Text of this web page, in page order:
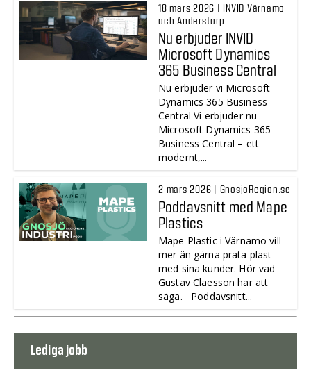
18 mars 2026 | INVID Värnamo
och Anderstorp
Nu erbjuder INVID
Microsoft Dynamics
365 Business Central
Nu erbjuder vi Microsoft
Dynamics 365 Business
Central Vi erbjuder nu
Microsoft Dynamics 365
Business Central – ett
modernt,...
2 mars 2026 | GnosjoRegion.se
Poddavsnitt med Mape
Plastics
Mape Plastic i Värnamo vill
mer än gärna prata plast
med sina kunder. Hör vad
Gustav Claesson har att
säga. Poddavsnitt...
Lediga jobb